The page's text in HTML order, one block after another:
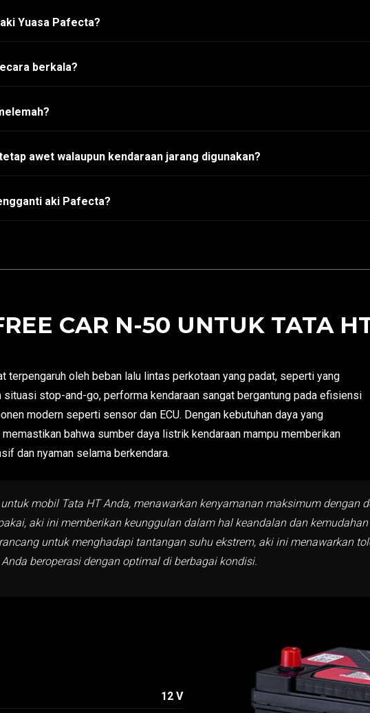
Yuasa Pafecta?
berkala?
awet walaupun kendaraan jarang digunakan?
aki Pafecta?
CAR N-50 UNTUK TATA
terpengaruh oleh beban lalu lintas perkotaan yang padat, seperti yang
situasi stop-and-go, performa kendaraan sangat bergantung pada efisiensi
modern seperti sensor dan ECU. Dengan kebutuhan daya yang
bahwa sumber daya listrik kendaraan mampu memberikan
dan nyaman selama berkendara.
mobil Tata HT Anda, menawarkan kenyamanan maksimum dengan
aki ini memberikan keunggulan dalam hal keandalan dan
untuk menghadapi tantangan suhu ekstrem, aki ini menawarkan
beroperasi dengan optimal di berbagai kondisi.
12 V